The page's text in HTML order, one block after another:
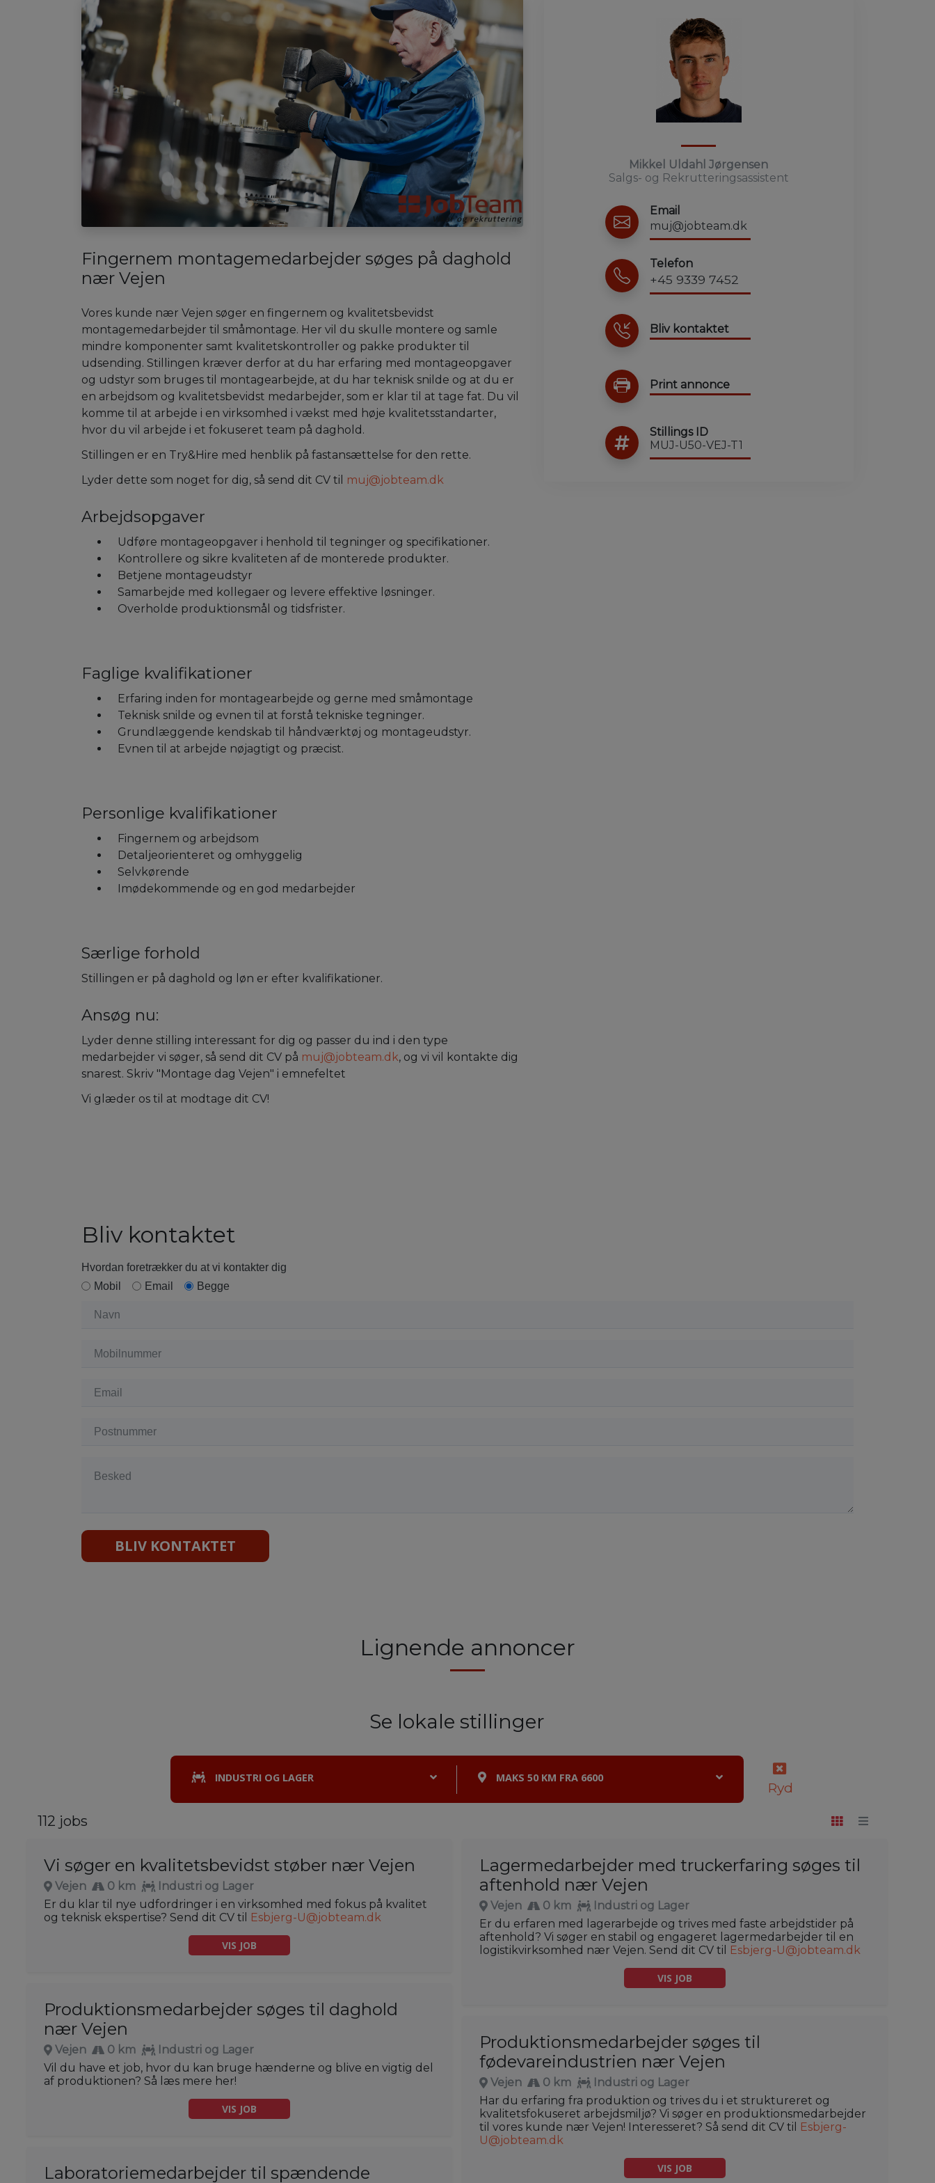
Fingernem montagemedarbejder søges på daghold
nær Vejen
Vores kunde nær Vejen søger en fingernem og kvalitetsbevidst
montagemedarbejder til småmontage. Her vil du skulle montere og samle
mindre komponenter samt kvalitetskontroller og pakke produkter til
udsending. Stillingen kræver derfor at du har erfaring med montageopgaver
og udstyr som bruges til montagearbejde, at du har teknisk snilde og at du er
en arbejdsom og kvalitetsbevidst medarbejder, som er klar til at tage fat. Du vil
komme til at arbejde i en virksomhed i vækst med høje kvalitetsstandarter,
hvor du vil arbejde i et fokuseret team på daghold.
Stillingen er en Try&Hire med henblik på fastansættelse for den rette.
Lyder dette som noget for dig, så send dit CV til
muj@jobteam.dk
Arbejdsopgaver
Udføre montageopgaver i henhold til tegninger og specifikationer.
Kontrollere og sikre kvaliteten af de monterede produkter.
Betjene montageudstyr
Samarbejde med kollegaer og levere effektive løsninger.
Overholde produktionsmål og tidsfrister.
Faglige kvalifikationer
Erfaring inden for montagearbejde og gerne med småmontage
Teknisk snilde og evnen til at forstå tekniske tegninger.
Grundlæggende kendskab til håndværktøj og montageudstyr.
Evnen til at arbejde nøjagtigt og præcist.
Personlige kvalifikationer
Fingernem og arbejdsom
Detaljeorienteret og omhyggelig
Selvkørende
Imødekommende og en god medarbejder
Særlige forhold
Stillingen er på daghold og løn er efter kvalifikationer.
Ansøg nu:
Lyder denne stilling interessant for dig og passer du ind i den type
medarbejder vi søger, så send dit CV på muj@jobteam.dk, og vi vil kontakte dig
snarest. Skriv "Montage dag Vejen" i emnefeltet
Vi glæder os til at modtage dit CV!
Mikkel Uldahl Jørgensen
Salgs- og Rekrutteringsassistent
Email
muj@jobteam.dk
Telefon
+45 9339 7452
Bliv kontaktet
Print annonce
Stillings ID
MUJ-U50-VEJ-T1
Bliv kontaktet
Hvordan foretrækker du at vi kontakter dig
Mobil
Email Begge
BLIV KONTAKTET
Lignende annoncer
Se lokale stillinger
INDUSTRI OG LAGER MAKS 50 KM FRA 6600
Ryd
112 jobs
Vi søger en kvalitetsbevidst støber nær Vejen
Vejen 0 km
Industri og Lager
Er du klar til nye udfordringer i en virksomhed med fokus på kvalitet
og teknisk ekspertise? Send dit CV til
Esbjerg-U@jobteam.dk
VIS JOB
Lagermedarbejder med truckerfaring søges til
aftenhold nær Vejen
Vejen 0 km
Industri og Lager
Er du erfaren med lagerarbejde og trives med faste arbejdstider på
aftenhold? Vi søger en stabil og engageret lagermedarbejder til en
logistikvirksomhed nær Vejen. Send dit CV til
Esbjerg-U@jobteam.dk
VIS JOB
Produktionsmedarbejder søges til daghold
nær Vejen
Vejen 0 km
Industri og Lager
Vil du have et job, hvor du kan bruge hænderne og blive en vigtig del
af produktionen? Så læs mere her!
VIS JOB
Produktionsmedarbejder søges til
fødevareindustrien nær Vejen
Vejen 0 km
Industri og Lager
Har du erfaring fra produktion og trives du i et struktureret og
kvalitetsfokuseret arbejdsmiljø? Vi søger en produktionsmedarbejder
til vores kunde nær Vejen! Interesseret? Så send dit CV til
Esbjerg-
U@jobteam.dk
VIS JOB
Laboratoriemedarbejder til spændende